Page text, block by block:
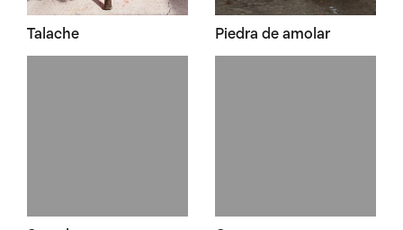
Talache Piedra de amolar